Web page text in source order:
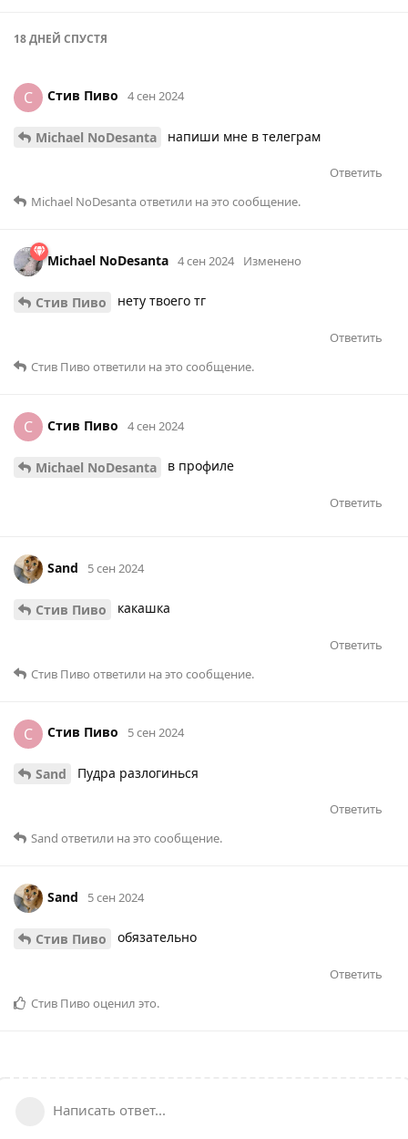
18 ДНЕЙ СПУСТЯ
С Стив Пиво 4 сен 2024
Michael NoDesanta напиши мне в телеграм
Ответить
Michael NoDesantaответили на это сообщение.
Michael NoDesanta 4 сен 2024 Изменено
Стив Пиво нету твоего тг
Ответить
Стив Пиво ответили на это сообщение.
С Стив Пиво 4 сен 2024
Michael NoDesanta в профиле
Ответить
Sаnd 5 сен 2024
Стив Пиво какашка
Ответить
Стив Пиво ответили на это сообщение.
С Стив Пиво 5 сен 2024
Sаnd Пудра разлогинься
Ответить
Sаnd ответили на это сообщение.
Sаnd 5 сен 2024
Стив Пиво обязательно
Ответить
Стив Пиво оценил это.
Написать ответ...